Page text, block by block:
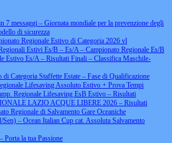
7 messaggi – Giornata mondiale per la prevenzione degli
di sicurezza
Regionale Estivo di Categoria 2026 vl
Estivi Es/B – Es/A – Campionato Regionale Es/B
Estivo Es/A – Risultati Finali – Classifica Maschile-
Categoria Staffette Estate – Fase di Qualificazione
Lifesaving Assoluto Estivo + Prova Tempi
Regionale Lifesaving EsB Estivo – Risultati
LAZIO ACQUE LIBERE 2026 – Risultati
Regionale di Salvamento Gare Oceaniche
– Ocean Italian Cup cat. Assoluta Salvamento
Porta la tua Passione